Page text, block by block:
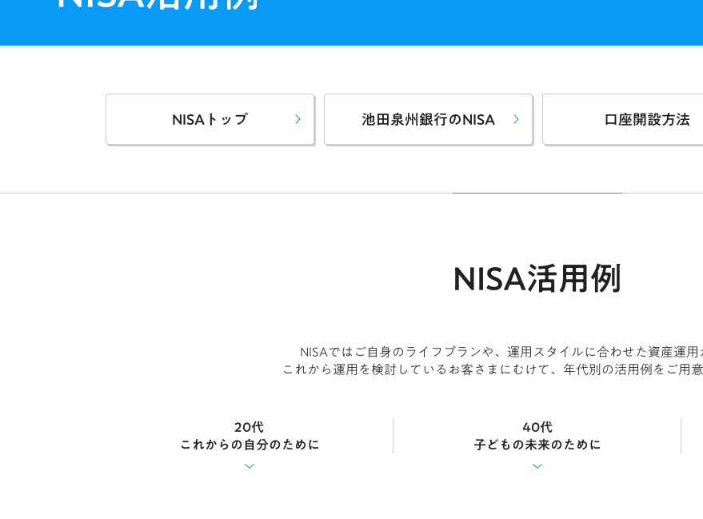
NISAトップ 池田泉州銀行のNISA 口座開設方法
NISA活用例
NISAではご自身のライフプランや、運用スタイルに合わせた資産運用
これから運用を検討しているお客さまにむけて、年代別の活用例をご用意
20代
これからの自分のために
40代
子どもの未来のために